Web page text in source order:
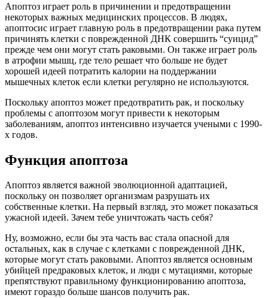
Апоптоз играет роль в причинении и предотвращении
некоторых важных медицинских процессов. В людях,
апоптосис играет главную роль в предотвращении рака путем
причинять клетки с поврежденной ДНК совершить “суицид”
прежде чем они могут стать раковыми. Он также играет роль
в атрофии мышц, где тело решает что больше не будет
хорошей идеей потратить калории на поддержании
мышечных клеток если клетки регулярно не используются.
Поскольку апоптоз может предотвратить рак, и поскольку
проблемы с апоптозом могут привести к некоторым
заболеваниям, апоптоз интенсивно изучается учеными с 1990-
х годов.
Функция апоптоза
Апоптоз является важной эволюционной адаптацией,
поскольку он позволяет организмам разрушать их
собственные клетки. На первый взгляд, это может показаться
ужасной идеей. Зачем тебе уничтожать часть себя?
Ну, возможно, если бы эта часть вас стала опасной для
остальных, как в случае с клетками с поврежденной ДНК,
которые могут стать раковыми. Апоптоз является основным
убийцей предраковых клеток, и люди с мутациями, которые
препятствуют правильному функционированию апоптоза,
имеют гораздо больше шансов получить рак.